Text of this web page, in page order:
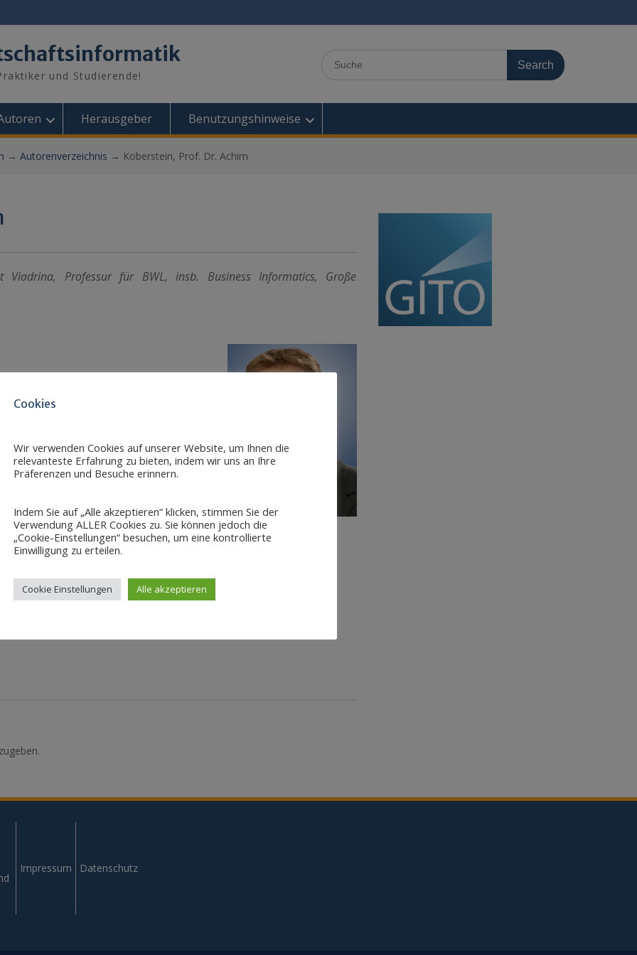
und Studierende!
Search
for:
Herausgeber Benutzungshinweise
→ Autorenverzeichnis → Koberstein, Prof. Dr. Achim
Viadrina, Professur für BWL, insb. Business Informatics, Große
und Supply Chain Management
Impressum Datenschutz
Cookies
Wir verwenden Cookies auf unserer Website, um Ihnen die
relevanteste Erfahrung zu bieten, indem wir uns an Ihre
Präferenzen und Besuche erinnern.
Indem Sie auf „Alle akzeptieren“ klicken, stimmen Sie der
Verwendung ALLER Cookies zu. Sie können jedoch die
„Cookie-Einstellungen“ besuchen, um eine kontrollierte
Einwilligung zu erteilen.
Cookie Einstellungen Alle akzeptieren